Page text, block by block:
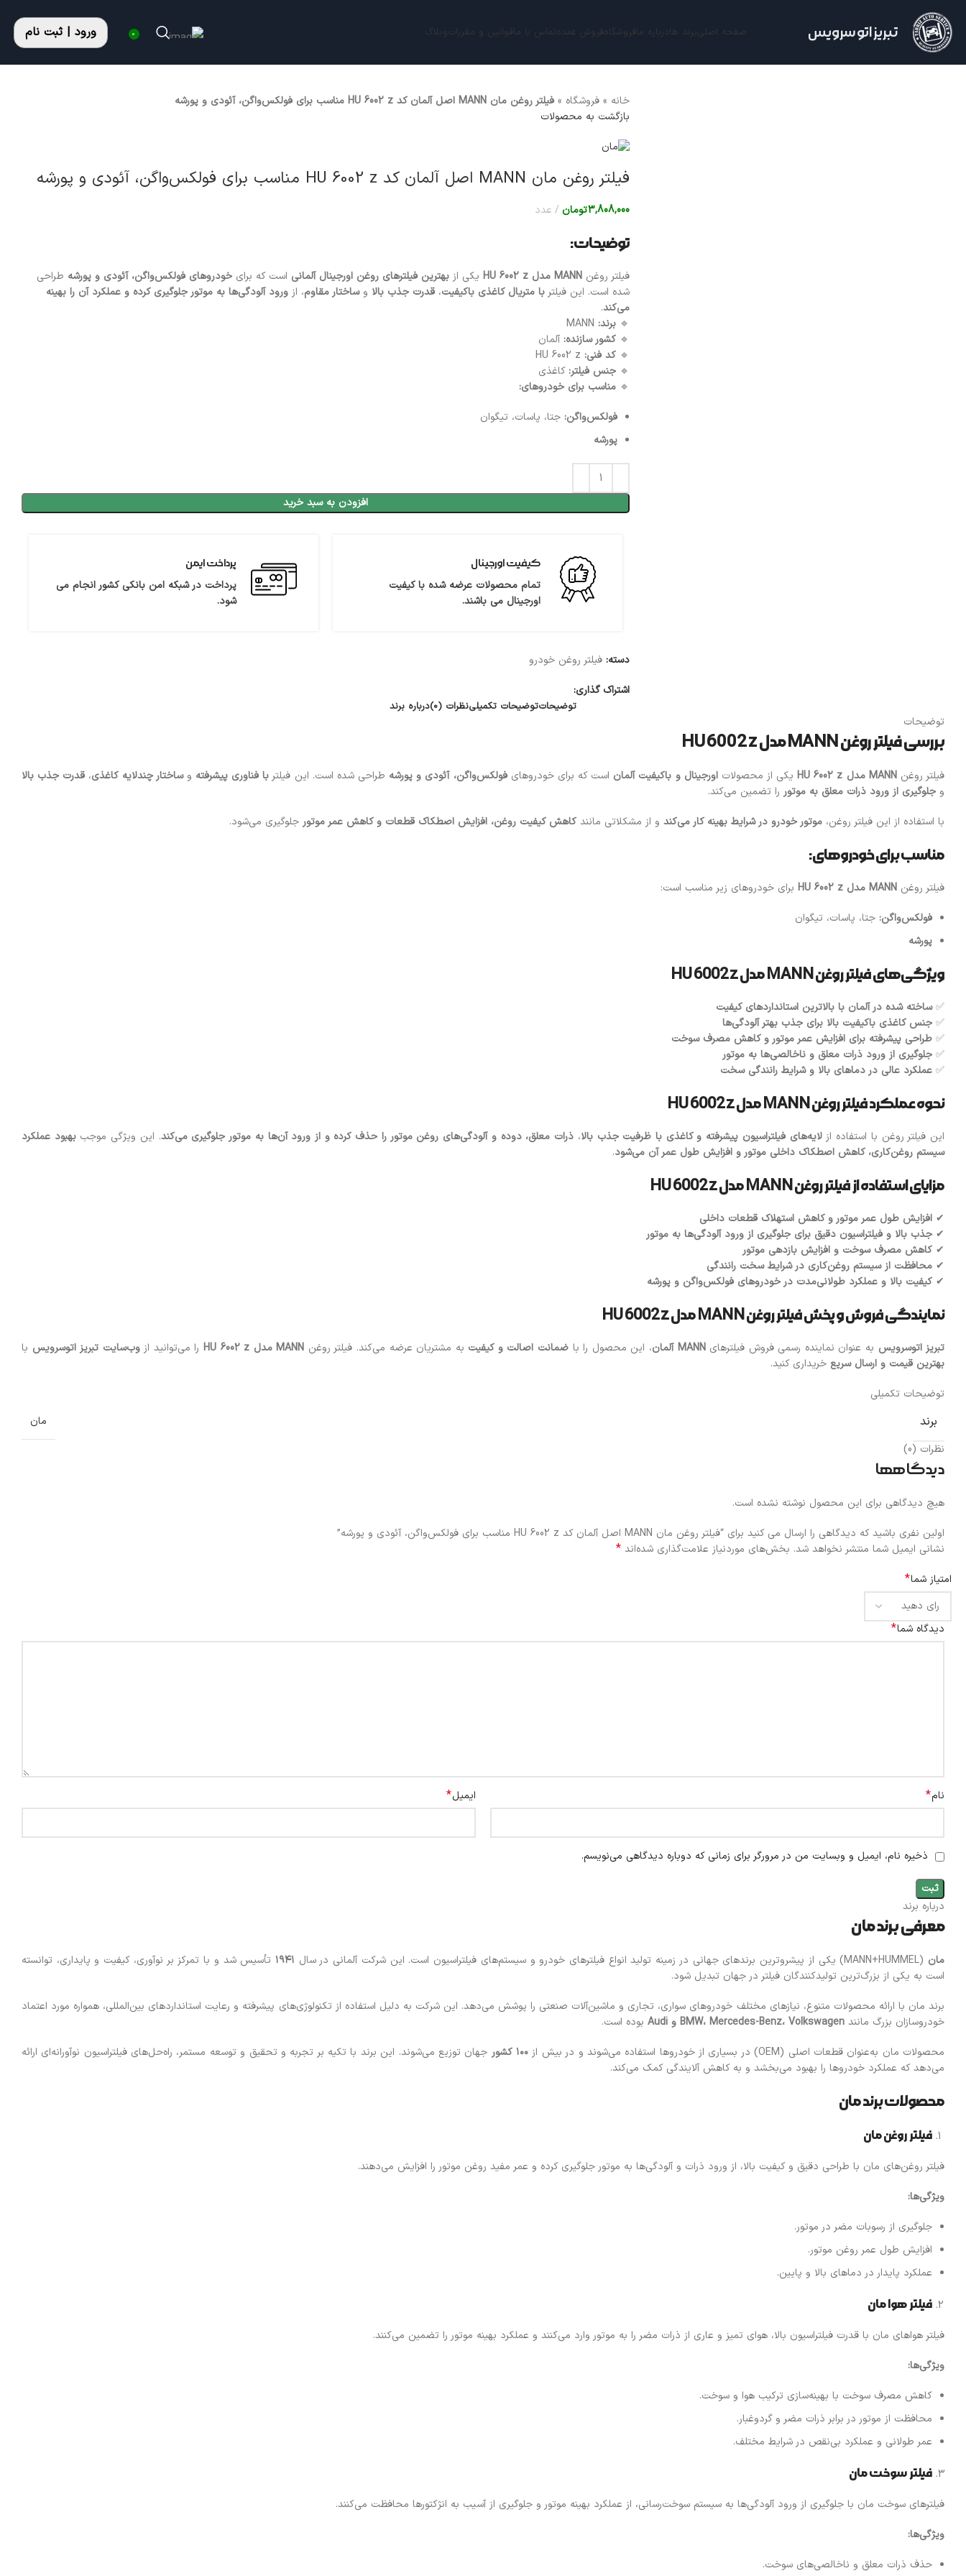
تبریز اتو سرویس صفحه اصلیبرند هادرباره مافروشگاهفروش عمدهتماس با ماقوانین و مقرراتوبلاگ 0 ورود | ثبت نام
خانه » فروشگاه » فیلتر روغن مان MANN اصل آلمان کد HU 6002 z مناسب برای فولکس‌واگن، آئودی و پورشه
بازگشت به محصولات
فیلتر روغن مان MANN اصل آلمان کد HU 6002 z مناسب برای فولکس‌واگن، آئودی و پورشه
3,808,000تومان عدد
توضیحات:
فیلتر روغن MANN مدل HU 6002 z یکی از بهترین فیلترهای روغن اورجینال آلمانی است که برای خودروهای فولکس‌واگن، آئودی و پورشه طراحی
شده است. این فیلتر با متریال کاغذی باکیفیت، قدرت جذب بالا وساختار مقاوم، از ورود آلودگی‌ها به موتور جلوگیری کرده و عملکرد آن را بهینه
می‌کند.
🔹 برند:
🔹 کشور سازنده: آلمان
🔹 کد فنی:
🔹 جنس فیلتر: کاغذی
🔹 مناسب برای خودروهای:
فولکس‌واگن: جتا، پاسات، تیگوان
پورشه
افزودن به سبد خرید
کیفیت اورجینال
تمام محصولات عرضه شده با کیفیت
اورجینال می باشند.
پرداخت ایمن
پرداخت در شبکه امن بانکی کشور انجام می
شود.
دسته: فیلتر روغن خودرو
اشتراک گذاری:
توضیحاتتوضیحات تکمیلینظرات (0) درباره برند
توضیحات
بررسی فیلتر روغن MANN مدل HU 6002 z
فیلتر روغنMANN مدل HU 6002 z یکی از محصولاتاورجینال و باکیفیت آلمان است که برای خودروهایفولکس‌واگن، آئودی و پورشه طراحی شده است. این فیلتر با فناوری پیشرفته وساختار چندلایه کاغذی، قدرت جذب بالا
و جلوگیری از ورود ذرات معلق به موتور را تضمین می‌کند.
با استفاده از این فیلتر روغن، موتور خودرو در شرایط بهینه کار می‌کند و از مشکلاتی مانند کاهش کیفیت روغن، افزایش اصطکاک قطعات و کاهش عمر موتور جلوگیری می‌شود.
مناسب برای خودروهای:
فیلتر روغن MANN مدل HU 6002 z
برای خودروهای زیر مناسب است:
فولکس‌واگن: جتا، پاسات، تیگوان
پورشه
ویژگی‌های فیلتر روغن MANN مدل HU 6002 z
✅ساخته شده در آلمان با بالاترین استانداردهای کیفیت
✅ جنس کاغذی باکیفیت بالا برای جذب بهتر آلودگی‌ها
✅ طراحی پیشرفته برای افزایش عمر موتور و کاهش مصرف سوخت
✅ جلوگیری از ورود ذرات معلق و ناخالصی‌ها به موتور
✅ عملکرد عالی در دماهای بالا و شرایط رانندگی سخت
نحوه عملکرد فیلتر روغن MANN مدل HU 6002 z
این فیلتر روغن با استفاده ازلایه‌های فیلتراسیون پیشرفته و کاغذی با ظرفیت جذب بالا، ذرات معلق، دوده و آلودگی‌های روغن موتور را حذف کرده و از ورود آن‌ها به موتور جلوگیری می‌کند. این ویژگی موجببهبود عملکرد
سیستم روغن‌کاری، کاهش اصطکاک داخلی موتور و افزایش طول عمر آن می‌شود.
مزایای استفاده از فیلتر روغن MANN مدل HU 6002 z
✔ افزایش طول عمر موتور و کاهش استهلاک قطعات داخلی
✔ جذب بالا و فیلتراسیون دقیق برای جلوگیری از ورود آلودگی‌ها به موتور
✔ کاهش مصرف سوخت و افزایش بازدهی موتور
✔ محافظت از سیستم روغن‌کاری در شرایط سخت رانندگی
✔ کیفیت بالا و عملکرد طولانی‌مدت در خودروهای فولکس‌واگن و پورشه
نمایندگی فروش و پخش فیلتر روغن MANN مدل HU 6002 z
تبریز اتوسرویس به عنوان نماینده رسمی فروش فیلترهایMANN آلمان ، این محصول را با ضمانت اصالت و کیفیت به مشتریان عرضه می‌کند. فیلتر روغن MANN مدل HU 6002 z را می‌توانید ازوب‌سایت تبریز اتوسرویس با
بهترین قیمت و ارسال سریع خریداری کنید.
توضیحات تکمیلی
برند
مان
نظرات (0)
دیدگاهها
هیچ دیدگاهی برای این محصول نوشته نشده است.
اولین نفری باشید که دیدگاهی را ارسال می کنید برای “فیلتر روغن مان MANN اصل آلمان کد HU 6002 z مناسب برای فولکس‌واگن، آئودی و پورشه”
نشانی ایمیل شما منتشر نخواهد شد. بخش‌های موردنیاز علامت‌گذاری شده‌اند *
امتیاز شما*
دیدگاه شما*
نام* ایمیل*
ذخیره نام، ایمیل و وبسایت من در مرورگر برای زمانی که دوباره دیدگاهی می‌نویسم.
درباره برند
معرفی برند مان
مان (MANN+HUMMEL) یکی از پیشروترین برندهای جهانی در زمینه تولید انواع فیلترهای خودرو و سیستم‌های فیلتراسیون است. این شرکت آلمانی در سال ۱۹۴۱ تأسیس شد و با تمرکز بر نوآوری، کیفیت و پایداری، توانسته
است به یکی از بزرگ‌ترین تولیدکنندگان فیلتر در جهان تبدیل شود.
برند مان با ارائه محصولات متنوع، نیازهای مختلف خودروهای سواری، تجاری و ماشین‌آلات صنعتی را پوشش می‌دهد. این شرکت به دلیل استفاده از تکنولوژی‌های پیشرفته و رعایت استانداردهای بین‌المللی، همواره مورد اعتماد
خودروسازان بزرگ مانند
BMW، Mercedes-Benz، Volkswagen و
بوده است.
محصولات مان به‌عنوان قطعات اصلی (OEM) در بسیاری از خودروها استفاده می‌شوند و در بیش از
۱۰۰ کشور جهان توزیع می‌شوند. این برند با تکیه بر تجربه و تحقیق و توسعه مستمر، راه‌حل‌های فیلتراسیون نوآورانه‌ای ارائه
می‌دهد که عملکرد خودروها را بهبود می‌بخشد و به کاهش آلایندگی کمک می‌کند.
محصولات برند مان
فیلتر روغن مان
فیلتر روغن‌های مان با طراحی دقیق و کیفیت بالا، از ورود ذرات و آلودگی‌ها به موتور جلوگیری کرده و عمر مفید روغن موتور را افزایش می‌دهند.
ویژگی‌ها:
جلوگیری از رسوبات مضر در موتور.
افزایش طول عمر روغن موتور.
عملکرد پایدار در دماهای بالا و پایین.
فیلتر هوا مان
فیلتر هواهای مان با قدرت فیلتراسیون بالا، هوای تمیز و عاری از ذرات مضر را به موتور وارد می‌کنند و عملکرد بهینه موتور را تضمین می‌کنند.
ویژگی‌ها:
کاهش مصرف سوخت با بهینه‌سازی ترکیب هوا و سوخت.
محافظت از موتور در برابر ذرات مضر و گردوغبار.
عمر طولانی و عملکرد بی‌نقص در شرایط مختلف.
فیلتر سوخت مان
فیلترهای سوخت مان با جلوگیری از ورود آلودگی‌ها به سیستم سوخت‌رسانی، از عملکرد بهینه موتور و جلوگیری از آسیب به انژکتورها محافظت می‌کنند.
ویژگی‌ها:
حذف ذرات معلق و ناخالصی‌های سوخت.